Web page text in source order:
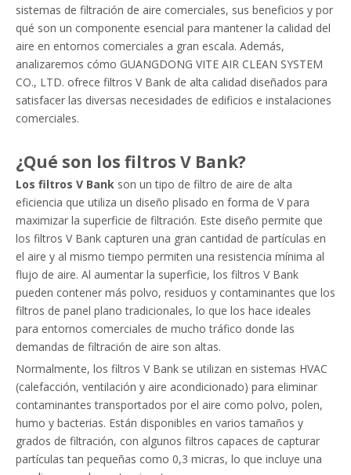
sistemas de filtración de aire comerciales, sus beneficios y por
qué son un componente esencial para mantener la calidad del
aire en entornos comerciales a gran escala. Además,
analizaremos cómo GUANGDONG VITE AIR CLEAN SYSTEM
CO., LTD. ofrece filtros V Bank de alta calidad diseñados para
satisfacer las diversas necesidades de edificios e instalaciones
comerciales.
¿Qué son los filtros V Bank?
Los filtros V Bank son un tipo de filtro de aire de alta
eficiencia que utiliza un diseño plisado en forma de V para
maximizar la superficie de filtración. Este diseño permite que
los filtros V Bank capturen una gran cantidad de partículas en
el aire y al mismo tiempo permiten una resistencia mínima al
flujo de aire. Al aumentar la superficie, los filtros V Bank
pueden contener más polvo, residuos y contaminantes que los
filtros de panel plano tradicionales, lo que los hace ideales
para entornos comerciales de mucho tráfico donde las
demandas de filtración de aire son altas.
Normalmente, los filtros V Bank se utilizan en sistemas HVAC
(calefacción, ventilación y aire acondicionado) para eliminar
contaminantes transportados por el aire como polvo, polen,
humo y bacterias. Están disponibles en varios tamaños y
grados de filtración, con algunos filtros capaces de capturar
partículas tan pequeñas como 0,3 micras, lo que incluye una